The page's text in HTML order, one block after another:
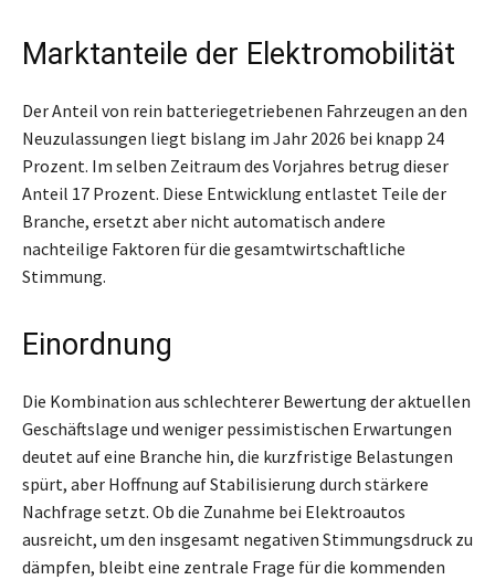
Marktanteile der Elektromobilität
Der Anteil von rein batteriegetriebenen Fahrzeugen an den
Neuzulassungen liegt bislang im Jahr 2026 bei knapp 24
Prozent. Im selben Zeitraum des Vorjahres betrug dieser
Anteil 17 Prozent. Diese Entwicklung entlastet Teile der
Branche, ersetzt aber nicht automatisch andere
nachteilige Faktoren für die gesamtwirtschaftliche
Stimmung.
Einordnung
Die Kombination aus schlechterer Bewertung der aktuellen
Geschäftslage und weniger pessimistischen Erwartungen
deutet auf eine Branche hin, die kurzfristige Belastungen
spürt, aber Hoffnung auf Stabilisierung durch stärkere
Nachfrage setzt. Ob die Zunahme bei Elektroautos
ausreicht, um den insgesamt negativen Stimmungsdruck zu
dämpfen, bleibt eine zentrale Frage für die kommenden